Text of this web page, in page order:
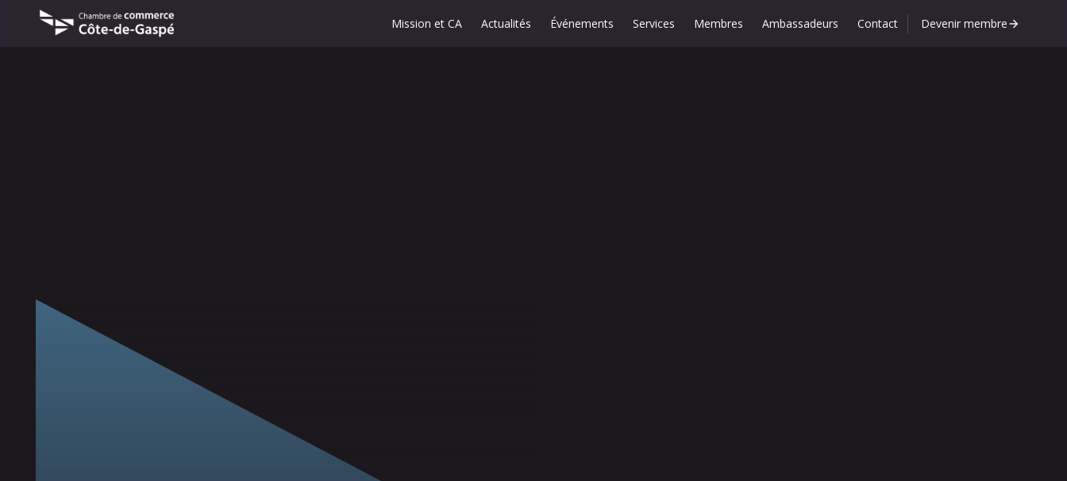
Mission et CA Actualités Événements Services Membres Ambassadeurs Contact Devenir membre